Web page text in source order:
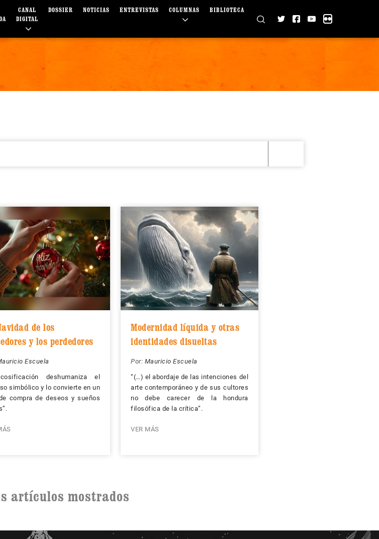
CANAL
DIGITAL
DOSSIER NOTICIAS ENTREVISTAS COLUMNAS BIBLIOTECA
de los
y los perdedores
Escuela
deshumaniza el
simbólico y lo convierte en un
compra de deseos y sueños
Modernidad líquida y otras
identidades disueltas
Por: Mauricio Escuela
“(…) el abordaje de las intenciones del
arte contemporáneo y de sus cultores
no debe carecer de la hondura
filosófica de la crítica”.
VER MÁS
artículos mostrados